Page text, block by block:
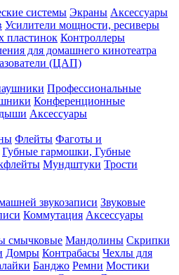
системы Экраны Аксессуары
Усилители мощности, ресиверы
пластинок Контроллеры
для домашнего кинотеатра
(ЦАП)
Профессиональные
Конференционные
Аксессуары
Флейты Фаготы и
Губные гармошки, Губные
Мундштуки Трости
звукозаписи Звуковые
Коммутация Аксессуары
смычковые Мандолины Скрипки
Домры Контрабасы Чехлы для
Банджо Ремни Мостики